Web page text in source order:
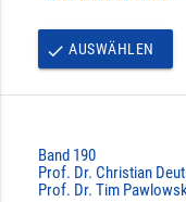
done AUSWÄHLEN
Band 190
Prof. Dr. Christian
Prof. Dr. Tim